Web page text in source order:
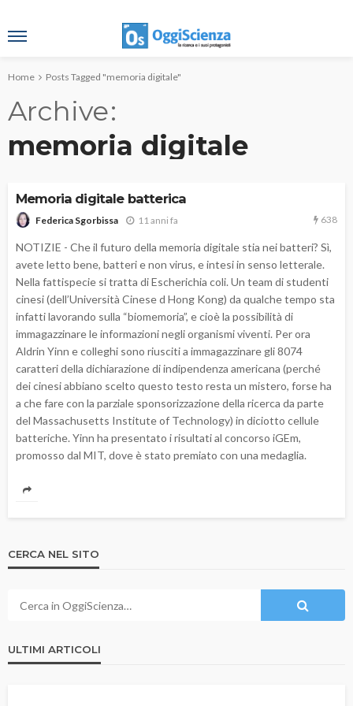
Home Posts Tagged "memoria digitale"
Archive
memoria digitale
Memoria digitale batterica
Federica Sgorbissa 11 anni fa 638
NOTIZIE - Che il futuro della memoria digitale stia nei batteri? Sì,
avete letto bene, batteri e non virus, e intesi in senso letterale.
Nella fattispecie si tratta di Escherichia coli. Un team di studenti
cinesi (dell’Università Cinese d Hong Kong) da qualche tempo sta
infatti lavorando sulla “biomemoria”, e cioè la possibilità di
immagazzinare le informazioni negli organismi viventi. Per ora
Aldrin Yinn e colleghi sono riusciti a immagazzinare gli 8074
caratteri della dichiarazione di indipendenza americana (perché
dei cinesi abbiano scelto questo testo resta un mistero, forse ha
a che fare con la parziale sponsorizzazione della ricerca da parte
del Massachusetts Institute of Technology) in diciotto cellule
batteriche. Yinn ha presentato i risultati al concorso iGEm,
promosso dal MIT, dove è stato premiato con una medaglia.
CERCA NEL SITO
ULTIMI ARTICOLI